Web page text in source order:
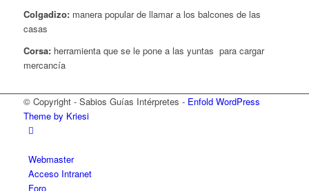
Colgadizo:manera popular de llamar a los balcones de las
casas
Corsa:herramienta que se le pone a las yuntas para cargar
mercancía
© Copyright - Sabios Guías Intérpretes - Enfold WordPress
Theme by Kriesi
Webmaster
Acceso Intranet
Foro